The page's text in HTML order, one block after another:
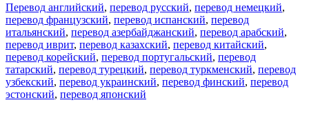
Перевод английский, перевод русский, перевод немецкий,
перевод французский, перевод испанский, перевод
итальянский, перевод азербайджанский, перевод арабский,
перевод иврит, перевод казахский, перевод китайский,
перевод корейский, перевод португальский, перевод
татарский, перевод турецкий, перевод туркменский, перевод
узбекский, перевод украинский, перевод финский, перевод
эстонский, перевод японский